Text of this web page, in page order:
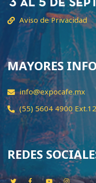
Aviso de Privacidad
MAYORES
info@expocafe.mx
(55) 5604 4900
REDES